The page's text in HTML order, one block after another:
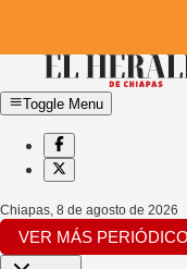
Toggle Menu
Chiapas, 8 de agosto de 2026
VER MÁS